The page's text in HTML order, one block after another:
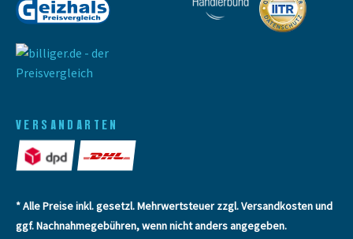
VERSANDARTEN
* Alle Preise inkl. gesetzl. Mehrwertsteuer zzgl.Versandkostenund
ggf. Nachnahmegebühren, wenn nicht anders angegeben.